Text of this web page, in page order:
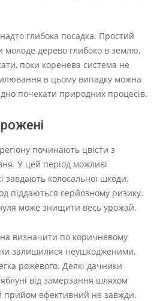
глибока посадка. Простий
молоде дерево глибоко в землю,
поки коренева система не
в цьому випадку можна
почекати природних процесів.
починають цвісти з
У цей період можливі
завдають колосальної шкоди.
піддаються серйозному ризику.
може знищити весь урожай.
визначити по коричневому
залишилися неушкодженими,
рожевого. Деякі дачники
від замерзання шляхом
прийом ефективний не завжди.